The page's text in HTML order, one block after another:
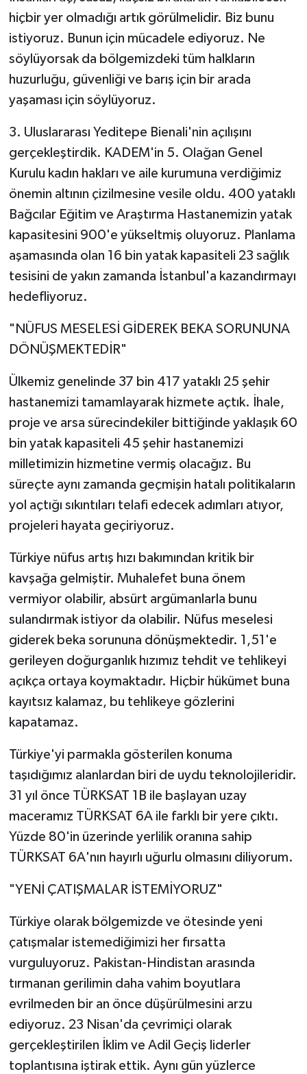
hiçbir yer olmadığı artık görülmelidir. Biz bunu
istiyoruz. Bunun için mücadele ediyoruz. Ne
söylüyorsak da bölgemizdeki tüm halkların
huzurluğu, güvenliği ve barış için bir arada
yaşaması için söylüyoruz.
3. Uluslararası Yeditepe Bienali'nin açılışını
gerçekleştirdik. KADEM'in 5. Olağan Genel
Kurulu kadın hakları ve aile kurumuna verdiğimiz
önemin altının çizilmesine vesile oldu. 400 yataklı
Bağcılar Eğitim ve Araştırma Hastanemizin yatak
kapasitesini 900'e yükseltmiş oluyoruz. Planlama
aşamasında olan 16 bin yatak kapasiteli 23 sağlık
tesisini de yakın zamanda İstanbul'a kazandırmayı
hedefliyoruz.
"NÜFUS MESELESİ GİDEREK BEKA SORUNUNA
DÖNÜŞMEKTEDİR"
Ülkemiz genelinde 37 bin 417 yataklı 25 şehir
hastanemizi tamamlayarak hizmete açtık. İhale,
proje ve arsa sürecindekiler bittiğinde yaklaşık 60
bin yatak kapasiteli 45 şehir hastanemizi
milletimizin hizmetine vermiş olacağız. Bu
süreçte aynı zamanda geçmişin hatalı politikaların
yol açtığı sıkıntıları telafi edecek adımları atıyor,
projeleri hayata geçiriyoruz.
Türkiye nüfus artış hızı bakımından kritik bir
kavşağa gelmiştir. Muhalefet buna önem
vermiyor olabilir, absürt argümanlarla bunu
sulandırmak istiyor da olabilir. Nüfus meselesi
giderek beka sorununa dönüşmektedir. 1,51'e
gerileyen doğurganlık hızımız tehdit ve tehlikeyi
açıkça ortaya koymaktadır. Hiçbir hükümet buna
kayıtsız kalamaz, bu tehlikeye gözlerini
kapatamaz.
Türkiye'yi parmakla gösterilen konuma
taşıdığımız alanlardan biri de uydu teknolojileridir.
31 yıl önce TÜRKSAT 1B ile başlayan uzay
maceramız TÜRKSAT 6A ile farklı bir yere çıktı.
Yüzde 80'in üzerinde yerlilik oranına sahip
TÜRKSAT 6A'nın hayırlı uğurlu olmasını diliyorum.
"YENİ ÇATIŞMALAR İSTEMİYORUZ"
Türkiye olarak bölgemizde ve ötesinde yeni
çatışmalar istemediğimizi her fırsatta
vurguluyoruz. Pakistan-Hindistan arasında
tırmanan gerilimin daha vahim boyutlara
evrilmeden bir an önce düşürülmesini arzu
ediyoruz. 23 Nisan'da çevrimiçi olarak
gerçekleştirilen İklim ve Adil Geçiş liderler
toplantısına iştirak ettik. Aynı gün yüzlerce